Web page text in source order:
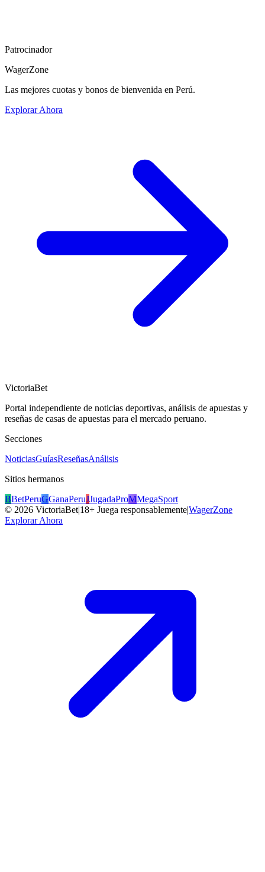
Patrocinador
WagerZone
Las mejores cuotas y bonos de bienvenida en Perú.
Explorar Ahora
VictoriaBet
Portal independiente de noticias deportivas, análisis de apuestas y
reseñas de casas de apuestas para el mercado peruano.
Secciones
NoticiasGuíasReseñasAnálisis
Sitios hermanos
BBetPeruGGanaPeruJJugadaProMMegaSport
© 2026 VictoriaBet|18+ Juega responsablemente|WagerZone
Explorar Ahora